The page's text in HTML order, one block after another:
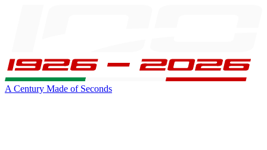
A Century Made of Seconds